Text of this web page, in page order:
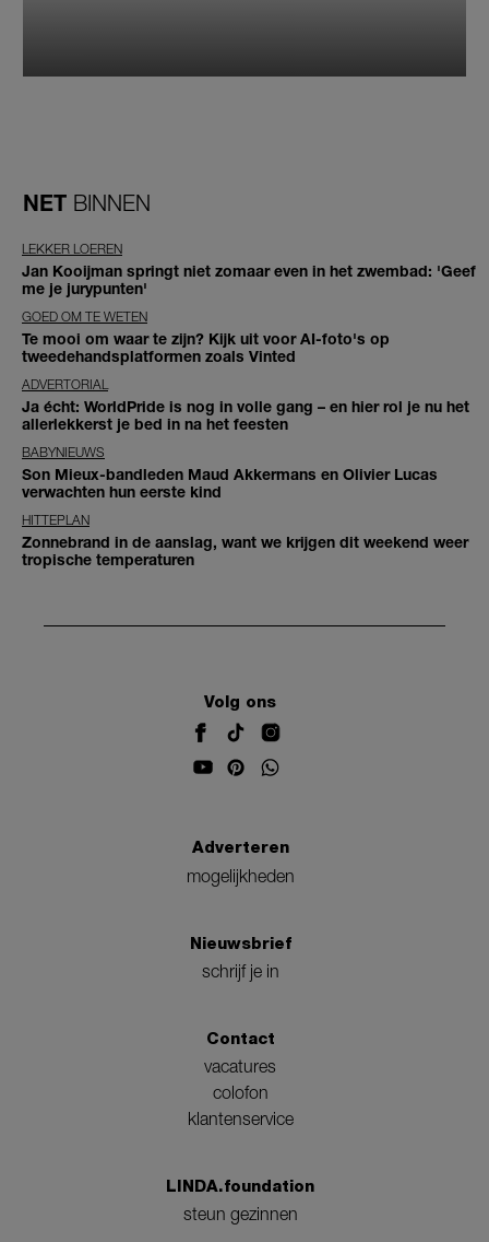
NET BINNEN
LEKKER LOEREN
Jan Kooijman springt niet zomaar even in het zwembad: 'Geef
me je jurypunten'
GOED OM TE WETEN
Te mooi om waar te zijn? Kijk uit voor AI-foto's op
tweedehandsplatformen zoals Vinted
ADVERTORIAL
Ja écht: WorldPride is nog in volle gang – en hier rol je nu het
allerlekkerst je bed in na het feesten
BABYNIEUWS
Son Mieux-bandleden Maud Akkermans en Olivier Lucas
verwachten hun eerste kind
HITTEPLAN
Zonnebrand in de aanslag, want we krijgen dit weekend weer
tropische temperaturen
Volg ons
Adverteren
mogelijkheden
Nieuwsbrief
schrijf je in
Contact
vacatures
colofon
klantenservice
LINDA.foundation
steun gezinnen